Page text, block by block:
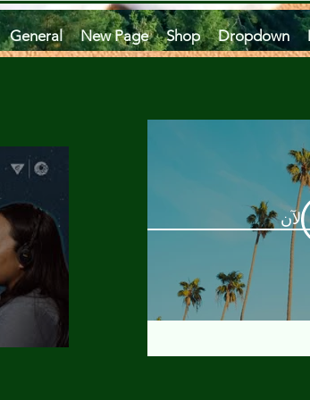
General New Page Shop Dropdown